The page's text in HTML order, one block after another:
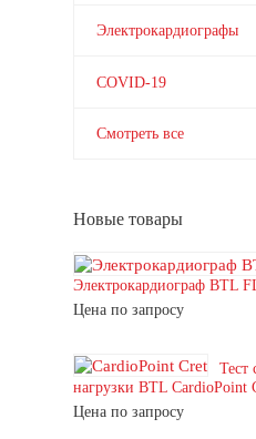
Электрокардиографы
COVID-19
Смотреть все
Новые товары
Электрокардиограф BTL
Цена по запросу
Тест
нагрузки BTL CardioPoint
Цена по запросу